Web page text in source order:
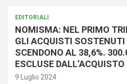
EDITORIALI
NOMISMA: NEL PRIMO
GLI ACQUISTI SOSTENUTI
SCENDONO AL 38,6%.
ESCLUSE
9 Luglio 2024